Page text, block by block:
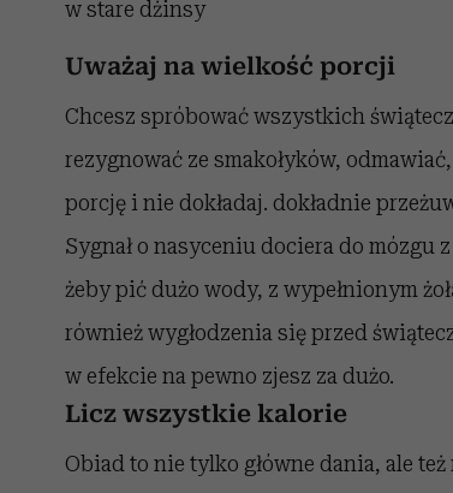
w stare dżinsy
Uważaj na wielkość porcji
Chcesz spróbować wszystkich
rezygnować ze smakołyków,
porcję i nie dokładaj. dokładnie
Sygnał o nasyceniu dociera do mózgu
żeby pić dużo wody, z wypełnionym
również wygłodzenia się przed
w efekcie na pewno zjesz za dużo.
Licz wszystkie kalorie
Obiad to nie tylko główne dania, ale